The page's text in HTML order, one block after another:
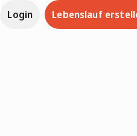
Login Lebenslauf